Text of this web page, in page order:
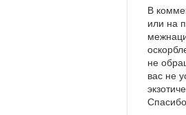
В
или на
не
вас не